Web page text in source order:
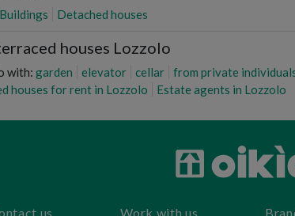
Buildings Detached houses
houses Lozzolo
with: garden elevator cellar
from private
houses for rent in Lozzolo Estate agents in Lozzolo
us Work with us